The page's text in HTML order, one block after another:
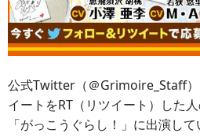
公式Twitter（＠Grimoire_Staff
イートをRT（リツイート）した
「がっこうぐらし！」に出演し